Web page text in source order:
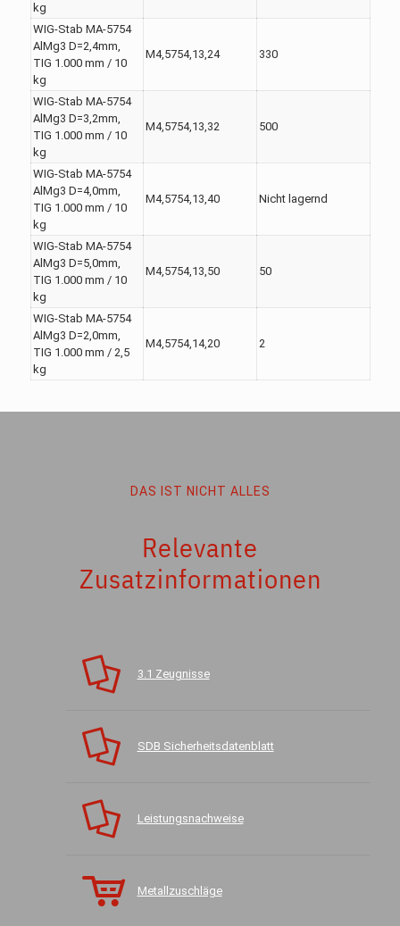
kg
WIG-Stab MA-5754
AlMg3 D=2,4mm,
TIG 1.000 mm / 10
kg
M4,5754,13,24 330
WIG-Stab MA-5754
AlMg3 D=3,2mm,
TIG 1.000 mm / 10
kg
M4,5754,13,32 500
WIG-Stab MA-5754
AlMg3 D=4,0mm,
TIG 1.000 mm / 10
kg
M4,5754,13,40 Nicht lagernd
WIG-Stab MA-5754
AlMg3 D=5,0mm,
TIG 1.000 mm / 10
kg
M4,5754,13,50 50
WIG-Stab MA-5754
AlMg3 D=2,0mm,
TIG 1.000 mm / 2,5
kg
M4,5754,14,20 2
DAS IST NICHT ALLES
Relevante
Zusatzinformationen
3.1 Zeugnisse
SDB Sicherheitsdatenblatt
Leistungsnachweise
Metallzuschläge